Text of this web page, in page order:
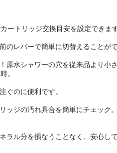
ートリッジ交換目安を設定できま
のレバーで簡単に切替えることが
原水シャワーの穴を従来品より小
。
ぐのに便利です。
ッジの汚れ具合を簡単にチェック。